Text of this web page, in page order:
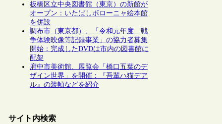
板橋区立中央図書館（東京）の新館が
オープン：いたばしボローニャ絵本館
を併設
調布市（東京都）、「令和元年度 戦
争体験映像等記録事業」の協力者募集
開始：完成したDVDは市内の図書館に
配架
府中市美術館、展覧会「橋口五葉のデ
ザイン世界」を開催：『吾輩ハ猫デア
ル』の装幀などを紹介
サイト内検索